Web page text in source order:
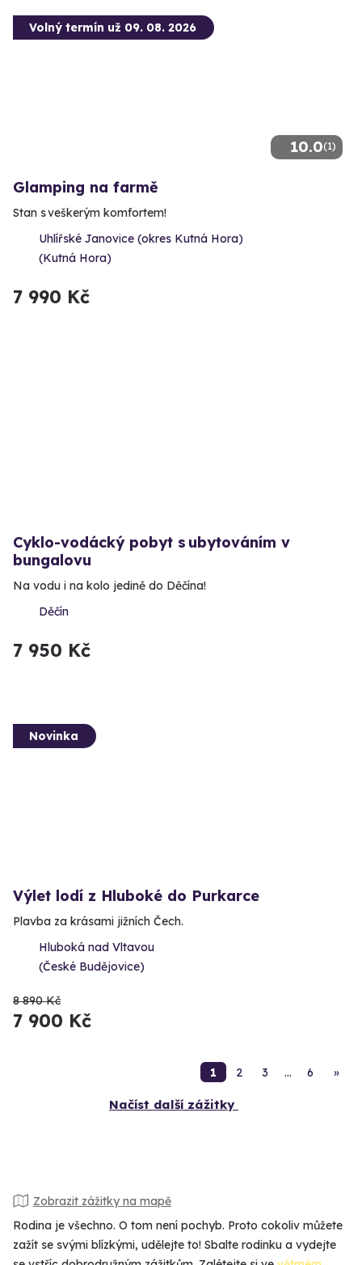
10.0(1)
Volný termín už 09. 08. 2026
Glamping na farmě
Stan s veškerým komfortem!
Uhlířské Janovice (okres Kutná Hora)
(Kutná Hora)
7 990 Kč
Cyklo-vodácký pobyt s ubytováním v
bungalovu
Na vodu i na kolo jedině do Děčína!
Děčín
7 950 Kč
Novinka
Výlet lodí z Hluboké do Purkarce
Plavba za krásami jižních Čech.
Hluboká nad Vltavou
(České Budějovice)
8 890 Kč
7 900 Kč
1 2 3 … 6 »
Načíst další zážitky
Zobrazit zážitky na mapě
Rodina je všechno. O tom není pochyb. Proto cokoliv můžete
zažít se svými blízkými, udělejte to! Sbalte rodinku a vydejte